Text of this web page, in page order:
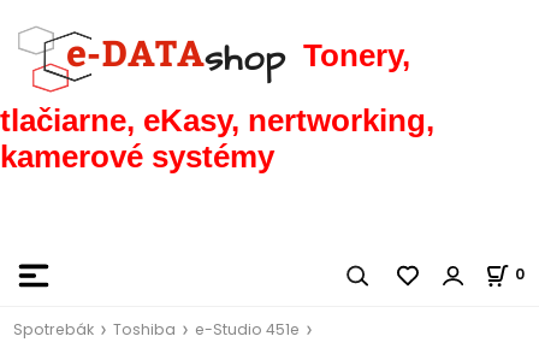
Tonery,
tlačiarne, eKasy, nertworking,
kamerové systémy
0
Spotrebák Toshiba e-Studio 451e